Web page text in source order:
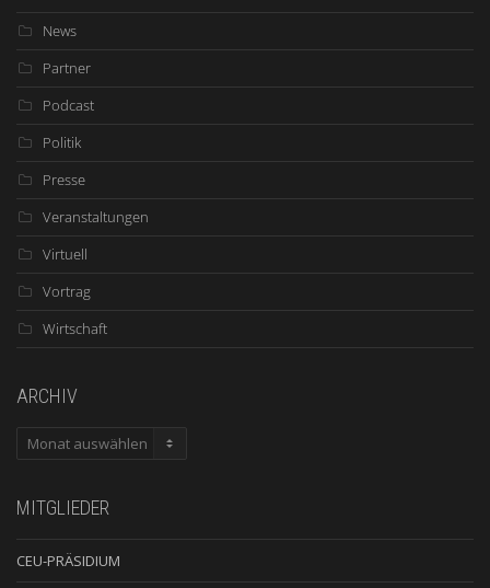
News
Partner
Podcast
Politik
Presse
Veranstaltungen
Virtuell
Vortrag
Wirtschaft
ARCHIV
ARCHIV
MITGLIEDER
CEU-PRÄSIDIUM